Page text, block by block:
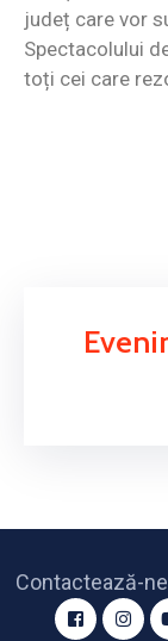
județ care vor
Spectacolului
toți cei care
Contactează-ne